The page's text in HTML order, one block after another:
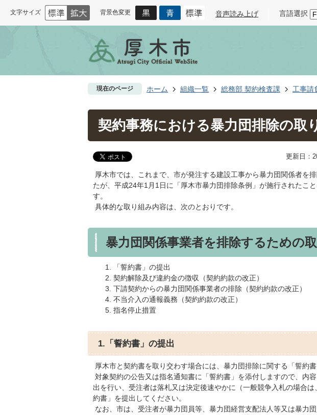
文字サイズ 背景色変更 音声読み上げ 言語選択
現在のページ ホーム 組織一覧 総務部 契約検査課 工事請
契約事務における暴力団排除の取
更新日：
厚木市では、これまで、市が発注する建設工事から暴力団関係者を
たが、平成24年1月1日に「厚木市暴力団排除条例」が施行されたこ
す。
具体的な取り組み内容は、次のとおりです。
暴力団関係事業者を排除するための
「誓約書」の提出
契約解除及び違約金の徴収（契約約款の改正）
下請契約からの暴力団関係事業者の排除（契約約款の改正）
不当介入の通報義務（契約約款の改正）
指名停止措置
1.「誓約書」の提出
厚木市と契約書を取り交わす場合には、暴力団排除に関する「誓約
対象契約の公告又は指名通知書に「誓約書」を添付しますので、内
出を行い、受注者は落札又は決定後速やかに（一般競争入札の場合
約書」を提出してください。
なお、市は、受注者が暴力団員等、暴力団経営支配法人等又は暴力